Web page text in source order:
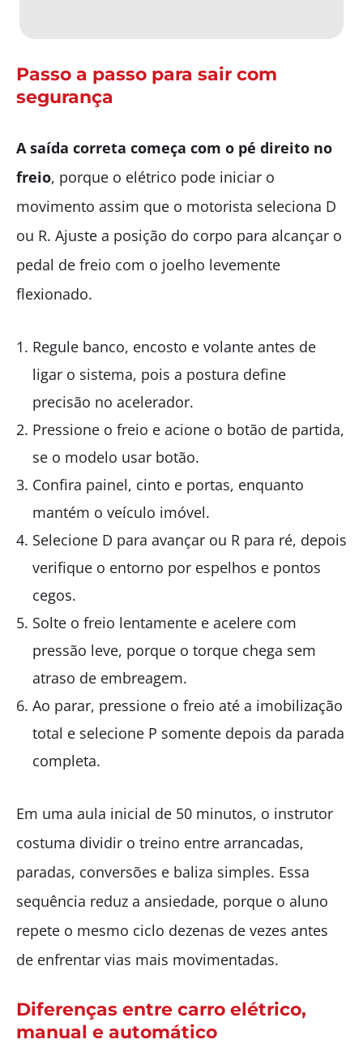
Passo a passo para sair com
segurança
A saída correta começa com o pé direito no
freio, porque o elétrico pode iniciar o
movimento assim que o motorista seleciona D
ou R. Ajuste a posição do corpo para alcançar o
pedal de freio com o joelho levemente
flexionado.
Regule banco, encosto e volante antes de
ligar o sistema, pois a postura define
precisão no acelerador.
Pressione o freio e acione o botão de partida,
se o modelo usar botão.
Confira painel, cinto e portas, enquanto
mantém o veículo imóvel.
Selecione D para avançar ou R para ré, depois
verifique o entorno por espelhos e pontos
cegos.
Solte o freio lentamente e acelere com
pressão leve, porque o torque chega sem
atraso de embreagem.
Ao parar, pressione o freio até a imobilização
total e selecione P somente depois da parada
completa.
Em uma aula inicial de 50 minutos, o instrutor
costuma dividir o treino entre arrancadas,
paradas, conversões e baliza simples. Essa
sequência reduz a ansiedade, porque o aluno
repete o mesmo ciclo dezenas de vezes antes
de enfrentar vias mais movimentadas.
Diferenças entre carro elétrico,
manual e automático